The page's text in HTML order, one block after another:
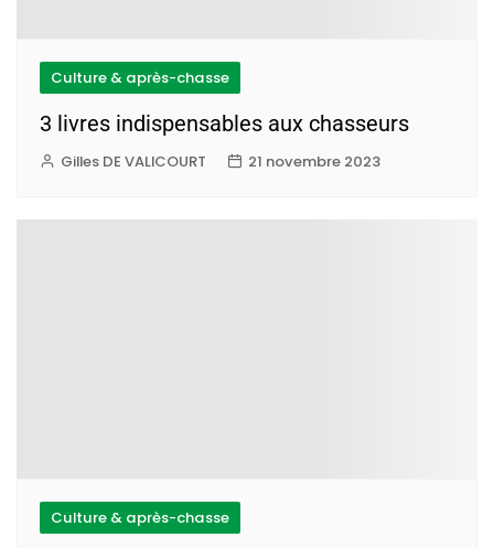
Culture & après-chasse
3 livres indispensables aux chasseurs
Gilles DE VALICOURT 21 novembre 2023
Culture & après-chasse